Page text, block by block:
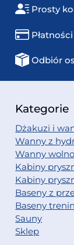
Prosty
Odbiór
Kategorie
Dżakuzi i
Wanny z
Wanny
Kabiny
Kabiny
Baseny z
Baseny
Sauny
Sklep